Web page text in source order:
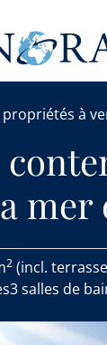
propriétés à
mer
2 (incl.
3 salles de